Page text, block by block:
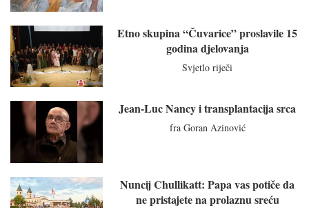
Etno skupina “Čuvarice” proslavile 15
godina djelovanja
Svjetlo riječi
Jean-Luc Nancy i transplantacija srca
fra Goran Azinović
Nuncij Chullikatt: Papa vas potiče da
ne pristajete na prolaznu sreću